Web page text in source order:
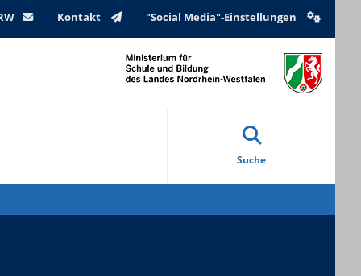
Kontakt "Social Media"-Einstellungen
Suche